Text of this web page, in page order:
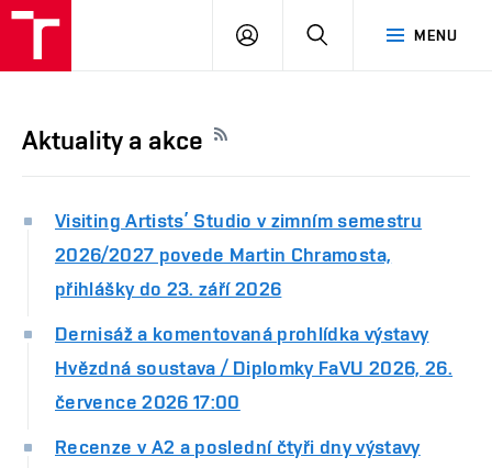
MENU
PŘIHLÁSIT
Aktuality a akce
Visiting Artists’ Studio v zimním semestru
2026/2027 povede Martin Chramosta,
přihlášky do 23. září 2026
Dernisáž a komentovaná prohlídka výstavy
Hvězdná soustava / Diplomky FaVU 2026, 26.
července 2026 17:00
Recenze v A2 a poslední čtyři dny výstavy